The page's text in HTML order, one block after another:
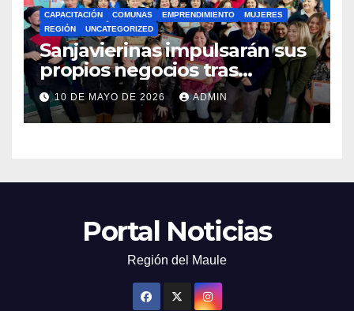
CAPACITACIÓN COMUNAS EMPRENDIMIENTO
MUJERES
REGIÓN
UNCATEGORIZED
Sanjavierinas impulsarán sus
propios negocios tras
capacitarse junto al FOSIS
10 DE MAYO DE 2026 ADMIN
Portal Noticias
Región del Maule